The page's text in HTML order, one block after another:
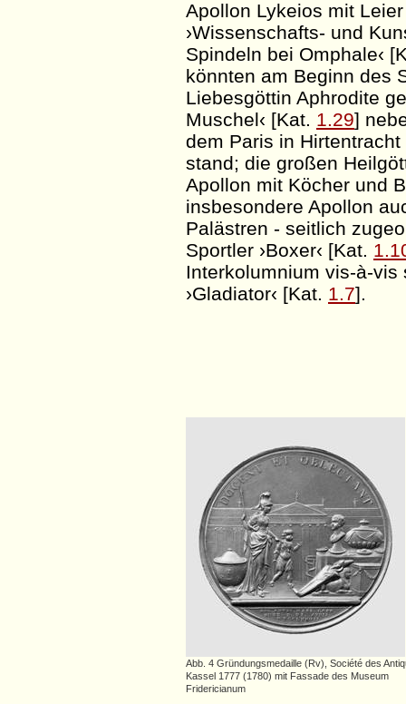
Apollon Lykeios mit
›Wissenschafts- und
Spindeln bei Omphale‹
könnten am Beginn des
Liebesgöttin Aphrodite
Muschel‹ [Kat. 1.29]
dem Paris in
stand; die großen
Apollon mit Köcher und
insbesondere Apollon
Palästren - seitlich
Sportler ›Boxer‹ [Kat.
Interkolumnium vis-à-vis
›Gladiator‹ [Kat. 1.7].
Abb. 4 Gründungsmedaille (Rv), Société des
Kassel 1777 (1780) mit Fassade des Museum
Fridericianum